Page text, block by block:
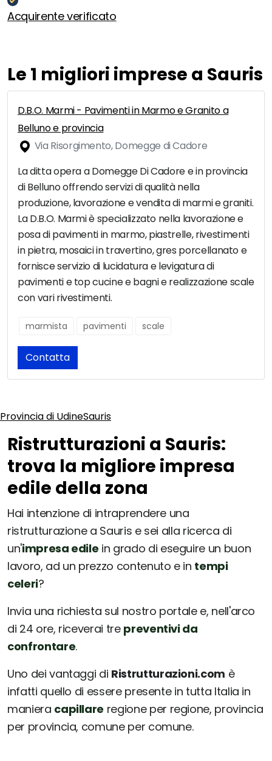
Acquirente verificato
Le 1 migliori imprese a Sauris
D.B.O. Marmi - Pavimenti in Marmo e Granito a
Belluno e provincia
Via Risorgimento, Domegge di Cadore
La ditta opera a Domegge Di Cadore e in provincia
di Belluno offrendo servizi di qualità nella
produzione, lavorazione e vendita di marmi e graniti.
La D.B.O. Marmi è specializzato nella lavorazione e
posa di pavimenti in marmo, piastrelle, rivestimenti
in pietra, mosaici in travertino, gres porcellanato e
fornisce servizio di lucidatura e levigatura di
pavimenti e top cucine e bagni e realizzazione scale
con vari rivestimenti.
marmista pavimenti scale
Contatta
Provincia di UdineSauris
Ristrutturazioni a Sauris:
trova la migliore impresa
edile della zona
Hai intenzione di intraprendere una
ristrutturazione a Sauris e sei alla ricerca di
un'impresa edile in grado di eseguire un buon
lavoro, ad un prezzo contenuto e in tempi
celeri?
Invia una richiesta sul nostro portale e, nell'arco
di 24 ore, riceverai tre preventivi da
confrontare.
Uno dei vantaggi di Ristrutturazioni.com è
infatti quello di essere presente in tutta Italia in
maniera capillare regione per regione, provincia
per provincia, comune per comune.